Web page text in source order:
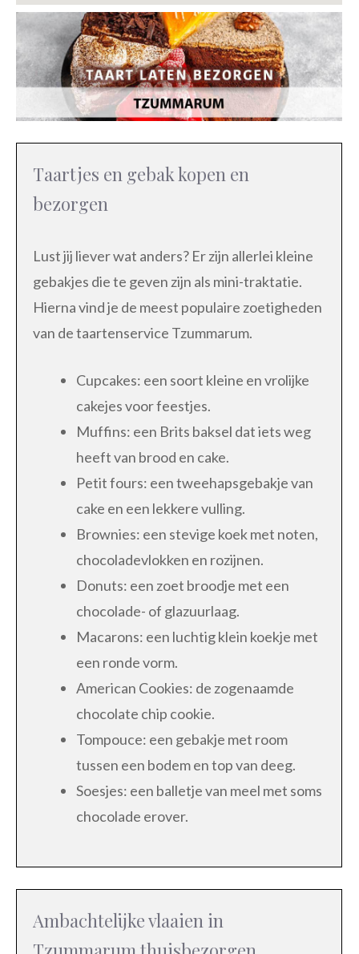
Taartjes en gebak kopen en
bezorgen
Lust jij liever wat anders? Er zijn allerlei kleine
gebakjes die te geven zijn als mini-traktatie.
Hierna vind je de meest populaire zoetigheden
van de taartenservice Tzummarum.
Cupcakes: een soort kleine en vrolijke
cakejes voor feestjes.
Muffins: een Brits baksel dat iets weg
heeft van brood en cake.
Petit fours: een tweehapsgebakje van
cake en een lekkere vulling.
Brownies: een stevige koek met noten,
chocoladevlokken en rozijnen.
Donuts: een zoet broodje met een
chocolade- of glazuurlaag.
Macarons: een luchtig klein koekje met
een ronde vorm.
American Cookies: de zogenaamde
chocolate chip cookie.
Tompouce: een gebakje met room
tussen een bodem en top van deeg.
Soesjes: een balletje van meel met soms
chocolade erover.
Ambachtelijke vlaaien in